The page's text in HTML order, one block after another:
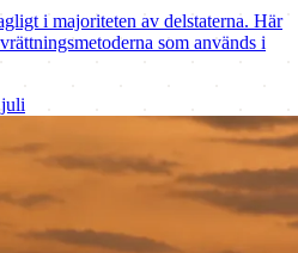
i majoriteten av delstaterna. Här
som används i